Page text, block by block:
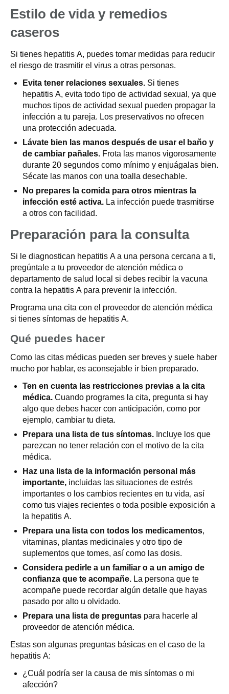
Estilo de vida y remedios
caseros
Si tienes hepatitis A, puedes tomar medidas para reducir
el riesgo de trasmitir el virus a otras personas.
Evita tener relaciones sexuales. Si tienes
hepatitis A, evita todo tipo de actividad sexual, ya que
muchos tipos de actividad sexual pueden propagar la
infección a tu pareja. Los preservativos no ofrecen
una protección adecuada.
Lávate bien las manos después de usar el baño y
de cambiar pañales. Frota las manos vigorosamente
durante 20 segundos como mínimo y enjuágalas bien.
Sécate las manos con una toalla desechable.
No prepares la comida para otros mientras la
infección esté activa. La infección puede trasmitirse
a otros con facilidad.
Preparación para la consulta
Si le diagnostican hepatitis A a una persona cercana a ti,
pregúntale a tu proveedor de atención médica o
departamento de salud local si debes recibir la vacuna
contra la hepatitis A para prevenir la infección.
Programa una cita con el proveedor de atención médica
si tienes síntomas de hepatitis A.
Qué puedes hacer
Como las citas médicas pueden ser breves y suele haber
mucho por hablar, es aconsejable ir bien preparado.
Ten en cuenta las restricciones previas a la cita
médica. Cuando programes la cita, pregunta si hay
algo que debes hacer con anticipación, como por
ejemplo, cambiar tu dieta.
Prepara una lista de tus síntomas. Incluye los que
parezcan no tener relación con el motivo de la cita
médica.
Haz una lista de la información personal más
importante, incluidas las situaciones de estrés
importantes o los cambios recientes en tu vida, así
como tus viajes recientes o toda posible exposición a
la hepatitis A.
Prepara una lista con todos los medicamentos,
vitaminas, plantas medicinales y otro tipo de
suplementos que tomes, así como las dosis.
Considera pedirle a un familiar o a un amigo de
confianza que te acompañe. La persona que te
acompañe puede recordar algún detalle que hayas
pasado por alto u olvidado.
Prepara una lista de preguntas para hacerle al
proveedor de atención médica.
Estas son algunas preguntas básicas en el caso de la
hepatitis A:
¿Cuál podría ser la causa de mis síntomas o mi
afección?